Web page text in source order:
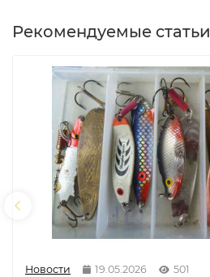
Рекомендуемые статьи
Новости 19.05.2026 501